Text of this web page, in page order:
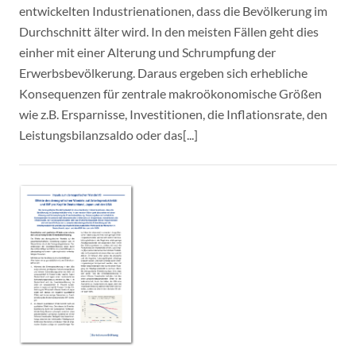
entwickelten Industrienationen, dass die Bevölkerung im
Durchschnitt älter wird. In den meisten Fällen geht dies
einher mit einer Alterung und Schrumpfung der
Erwerbsbevölkerung. Daraus ergeben sich erhebliche
Konsequenzen für zentrale makroökonomische Größen
wie z.B. Ersparnisse, Investitionen, die Inflationsrate, den
Leistungsbilanzsaldo oder das[...]